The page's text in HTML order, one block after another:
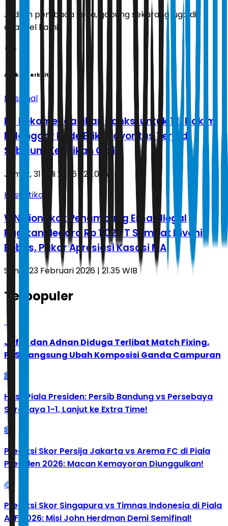
Jadilah pembaca setia, gabung sekarang juga di
channel kami!
Artikel Terkait
Nasional
KY Rekomendasikan Sanksi untuk 121 Hakim
Pelanggar Kode Etik, Mayoritas Terjadi
Sebelum Kenaikan Gaji
Jumat, 31 Juli 2026 | 23.02 WIB
Kasuistika
WN Tiongkok Penambang Emas Ilegal
Rugikan Negara Rp 1,020 T Sempat Divonis
Bebas, Pakar Apresiasi Kasasi MA
Senin, 23 Februari 2026 | 21.35 WIB
Terpopuler
1
Jafar dan Adnan Diduga Terlibat Match Fixing,
PBSI Langsung Ubah Komposisi Ganda Campuran
2
Hasil Piala Presiden: Persib Bandung vs Persebaya
Surabaya 1-1, Lanjut ke Extra Time!
3
Prediksi Skor Persija Jakarta vs Arema FC di Piala
Presiden 2026: Macan Kemayoran Diunggulkan!
4
Prediksi Skor Singapura vs Timnas Indonesia di Piala
AFF 2026: Misi John Herdman Demi Semifinal!